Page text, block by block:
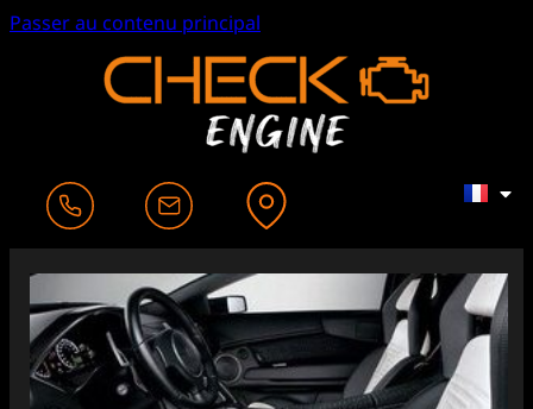
Passer au contenu principal